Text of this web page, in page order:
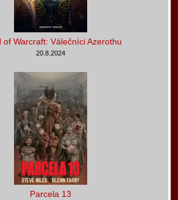
of Warcraft: Válečníci Azerothu
20.8.2024
Parcela 13